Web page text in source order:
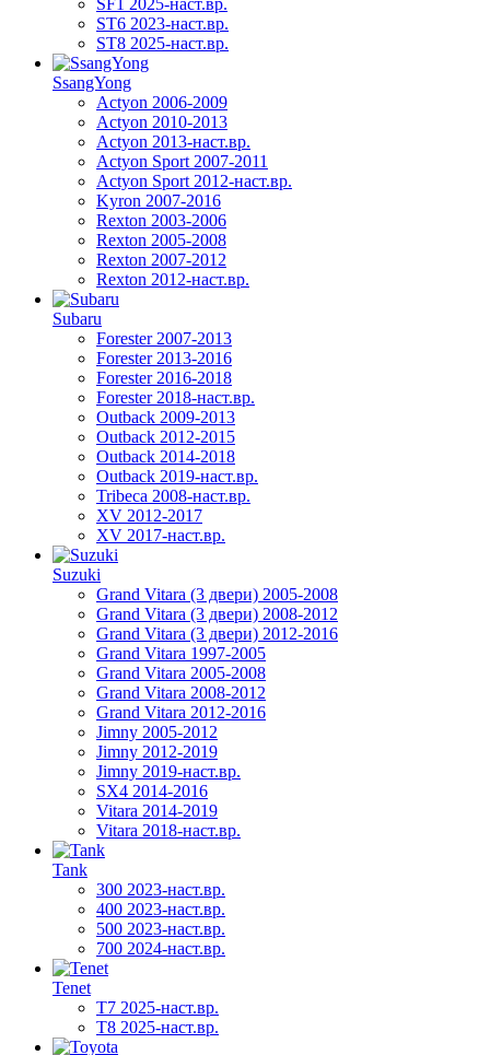
ST6 2023-наст.вр.
ST8 2025-наст.вр.
SsangYong
Actyon 2006-2009
Actyon 2010-2013
Actyon 2013-наст.вр.
Actyon Sport 2007-2011
Actyon Sport 2012-наст.вр.
Kyron 2007-2016
Rexton 2003-2006
Rexton 2005-2008
Rexton 2007-2012
Rexton 2012-наст.вр.
Subaru
Forester 2007-2013
Forester 2013-2016
Forester 2016-2018
Forester 2018-наст.вр.
Outback 2009-2013
Outback 2012-2015
Outback 2014-2018
Outback 2019-наст.вр.
Tribeca 2008-наст.вр.
XV 2012-2017
XV 2017-наст.вр.
Suzuki
Grand Vitara (3 двери) 2005-2008
Grand Vitara (3 двери) 2008-2012
Grand Vitara (3 двери) 2012-2016
Grand Vitara 1997-2005
Grand Vitara 2005-2008
Grand Vitara 2008-2012
Grand Vitara 2012-2016
Jimny 2005-2012
Jimny 2012-2019
Jimny 2019-наст.вр.
SX4 2014-2016
Vitara 2014-2019
Vitara 2018-наст.вр.
Tank
300 2023-наст.вр.
400 2023-наст.вр.
500 2023-наст.вр.
700 2024-наст.вр.
Tenet
T7 2025-наст.вр.
T8 2025-наст.вр.